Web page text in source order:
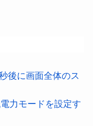
後に画面全体のス
力モードを設定す